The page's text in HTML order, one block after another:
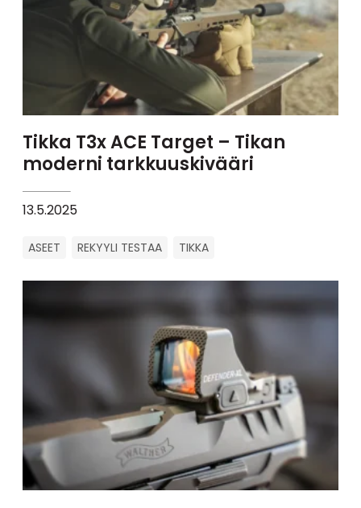
Tikka T3x ACE Target – Tikan
moderni tarkkuuskivääri
13.5.2025
ASEET REKYYLI TESTAA TIKKA